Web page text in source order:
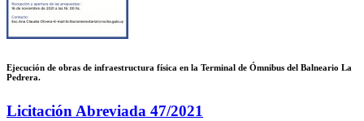
Ejecución de obras de infraestructura física en la Terminal de Ómnibus del Balneario La
Pedrera.
Licitación Abreviada 47/2021